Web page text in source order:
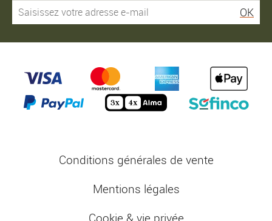
OK
Conditions générales de vente
Mentions légales